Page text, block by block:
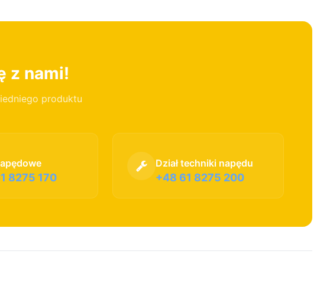
z nami!
produktu
8275 170
Dział techniki napędu
+48 61 8275 200